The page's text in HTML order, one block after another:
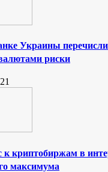
Украины
риски
к криптобиржам в
максимума